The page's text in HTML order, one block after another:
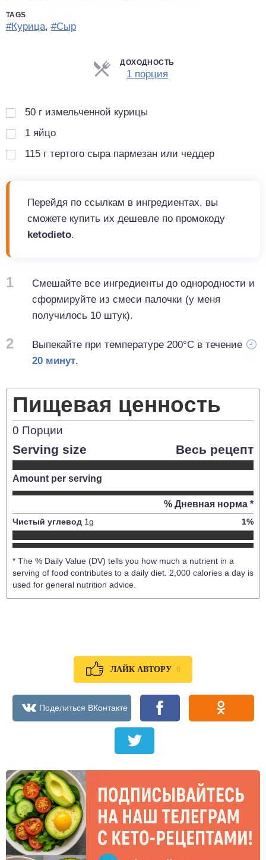
TAGS
#Курица, #Сыр
ДОХОДНОСТЬ
1 порция
50 г измельченной курицы
1 яйцо
115 г тертого сыра пармезан или чеддер
Перейдя по ссылкам в ингредиентах, вы
сможете купить их дешевле по промокоду
ketodieto.
1
Смешайте все ингредиенты до однородности и
сформируйте из смеси палочки (у меня
получилось 10 штук).
2
Выпекайте при температуре 200°C в течение
20 минут.
Пищевая ценность
0 Порции
Serving size Весь рецепт
Amount per serving
% Дневная норма *
Чистый углевод 1g 1%
* The % Daily Value (DV) tells you how much a nutrient in a
serving of food contributes to a daily diet. 2,000 calories a day is
used for general nutrition advice.
ЛАЙК АВТОРУ 0